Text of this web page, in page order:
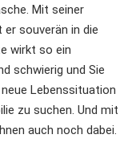
Mit seiner
souverän in die
wirkt so ein
schwierig und Sie
Lebenssituation
zu suchen. Und mit
auch noch dabei.